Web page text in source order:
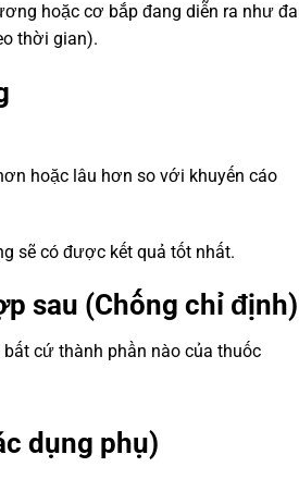
hoặc cơ bắp đang diễn ra như
thời gian).
hoặc lâu hơn so với khuyến cáo
sẽ có được kết quả tốt nhất.
sau (Chống chỉ định)
cứ thành phần nào của thuốc
dụng phụ)